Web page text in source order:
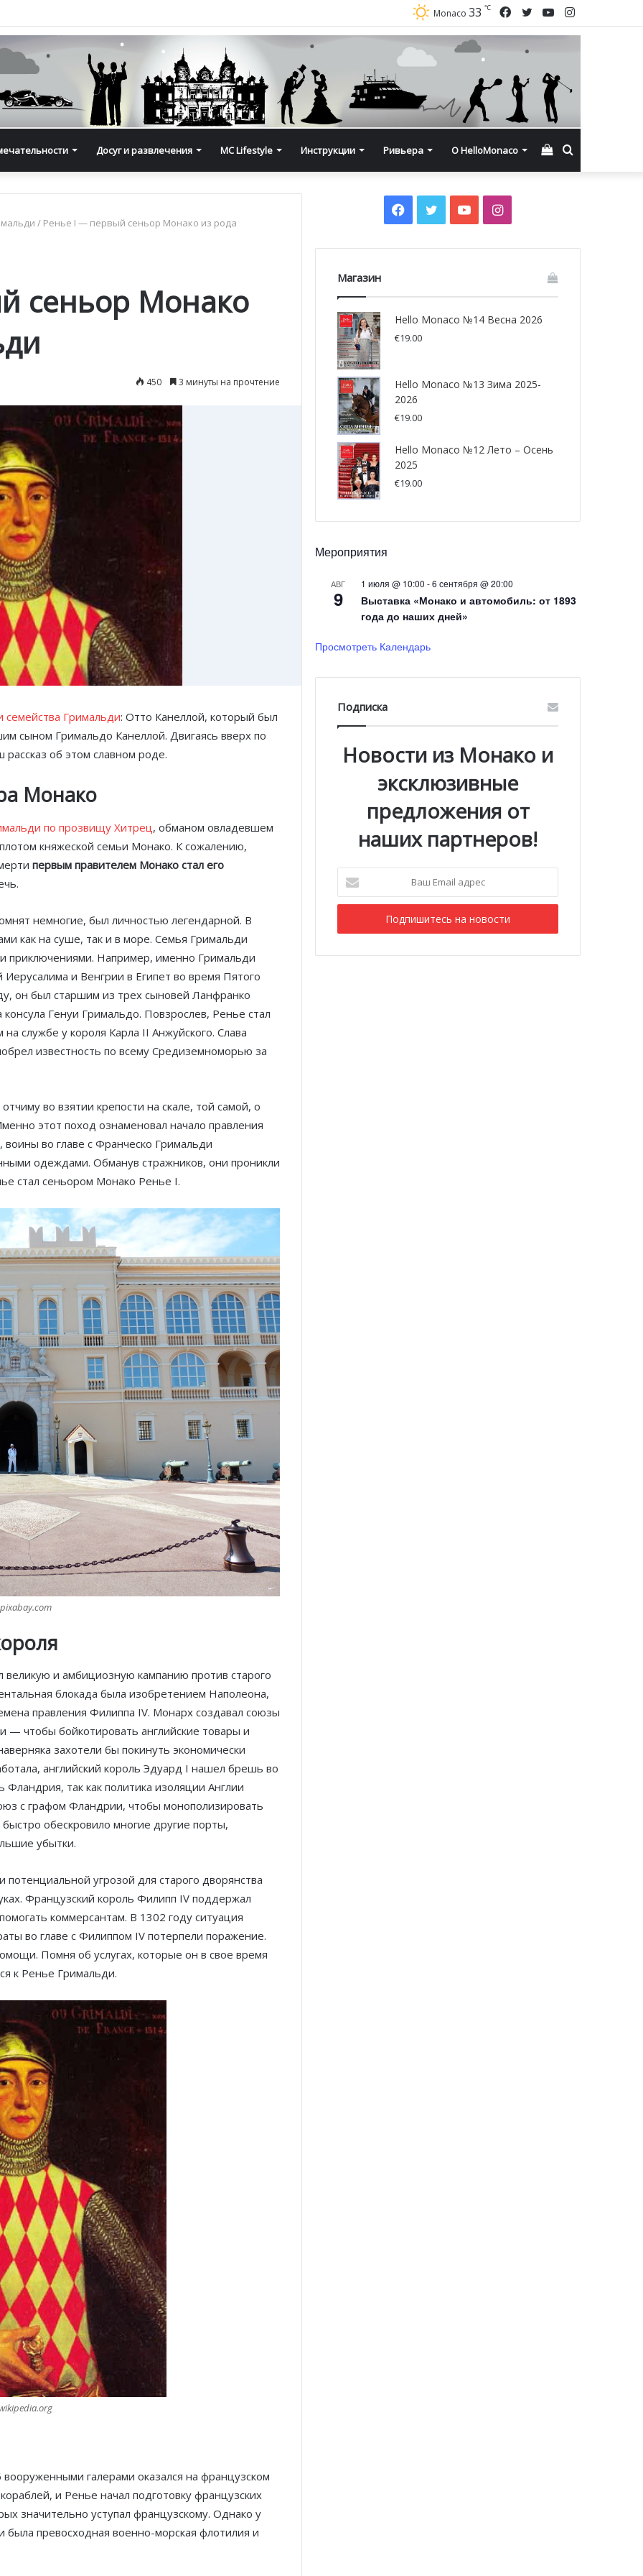
Instagram
YouTube
Twitter
Facebook
Monaco 33 ℃
Досуг и развлечения MC Lifestyle Инструкции Ривьера О HelloMonaco Смотреть
/ Ренье I — первый сеньор Монако из рода
сеньор Монако
450 3 минуты на прочтение
семейства Гримальди: Отто Канеллой, который был
сыном Гримальдо Канеллой. Двигаясь вверх по
об этом славном роде.
Монако
по прозвищу Хитрец , обманом овладевшем
княжеской семьи Монако. К сожалению,
первым правителем Монако стал его
немногие, был личностью легендарной. В
как на суше, так и в море. Семья Гримальди
приключениями. Например, именно Гримальди
и Венгрии в Египет во время Пятого
он был старшим из трех сыновей Ланфранко
Генуи Гримальдо. Повзрослев, Ренье стал
службе у короля Карла II Анжуйского. Слава
известность по всему Средиземноморью за
во взятии крепости на скале, той самой, о
этот поход ознаменовал начало правления
во главе с Франческо Гримальди
одеждами. Обманув стражников, они проникли
стал сеньором Монако Ренье I.
и амбициозную кампанию против старого
блокада была изобретением Наполеона,
правления Филиппа IV. Монарх создавал союзы
чтобы бойкотировать английские товары и
захотели бы покинуть экономически
английский король Эдуард I нашел брешь во
так как политика изоляции Англии
с графом Фландрии, чтобы монополизировать
обескровило многие другие порты,
убытки.
угрозой для старого дворянства
Французский король Филипп IV поддержал
коммерсантам. В 1302 году ситуация
во главе с Филиппом IV потерпели поражение.
Помня об услугах, которые он в свое время
к Ренье Гримальди.
галерами оказался на французском
и Ренье начал подготовку французских
значительно уступал французскому. Однако у
была превосходная военно-морская флотилия и
Facebook
TwitterYouTubeInstagram
Магазин
Hello Monaco №14 Весна 2026
€19.00
Hello Monaco №13 Зима 2025-
2026
€19.00
Hello Monaco №12 Лето – Осень
2025
€19.00
Мероприятия
АВГ
9
1 июля @ 10:00 -6 сентября @ 20:00
Выставка «Монако и автомобиль: от 1893
года до наших дней»
Просмотреть Календарь
Подписка
Новости из Монако и
эксклюзивные
предложения от
наших партнеров!
Email
адрес